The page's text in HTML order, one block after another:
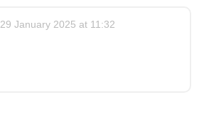
29 January 2025 at 11:32